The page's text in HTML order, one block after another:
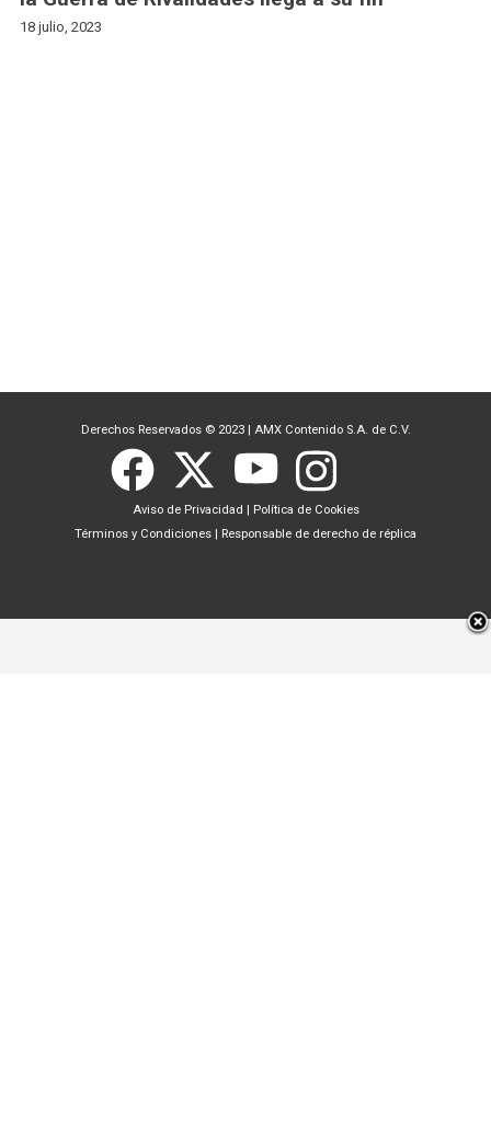
18 julio, 2023
Derechos Reservados © 2023 | AMX Contenido S.A. de C.V.
Aviso de Privacidad | Política de Cookies
Términos y Condiciones | Responsable de derecho de réplica